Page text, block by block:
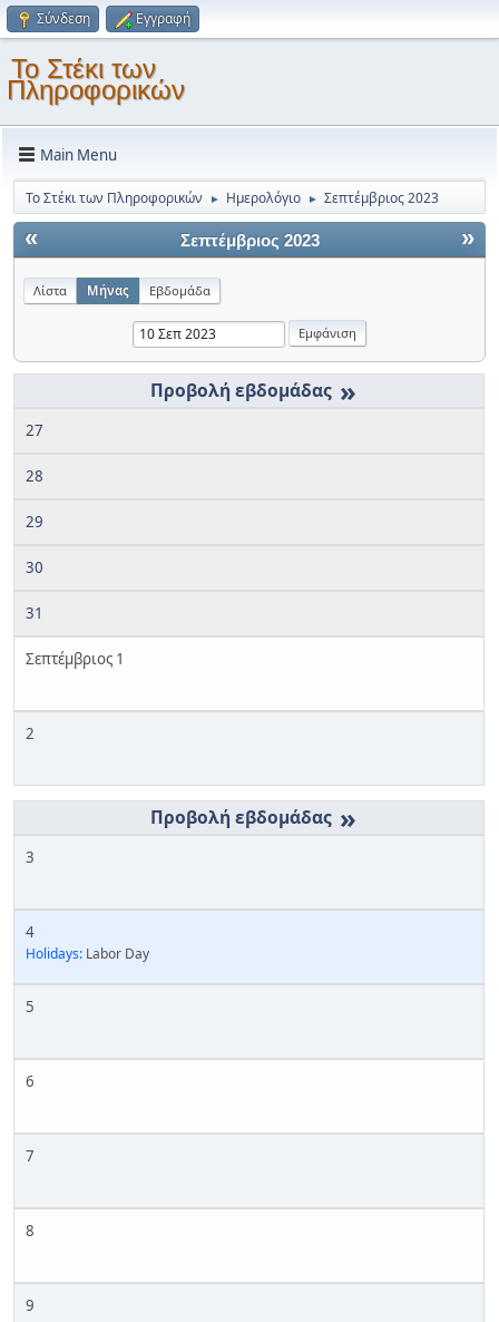
Σύνδεση Εγγραφή
Το Στέκι των
Πληροφορικών
Main Menu
Το Στέκι των Πληροφορικών ► Ημερολόγιο ► Σεπτέμβριος 2023
« »
Σεπτέμβριος 2023
Λίστα Μήνας Εβδομάδα
»
27
28
29
30
31
Σεπτέμβριος 1
2
»
3
4
Holidays: Labor Day
5
6
7
8
9